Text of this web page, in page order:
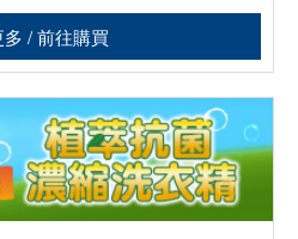
/ 前往購買